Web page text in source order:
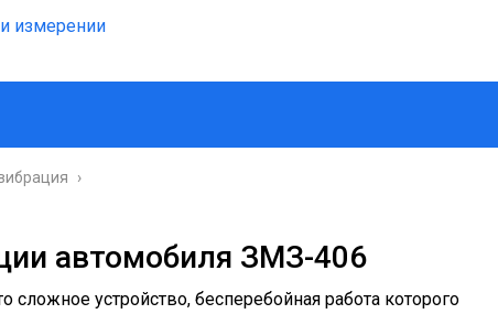
›
автомобиля ЗМЗ-406
сложное устройство, бесперебойная работа которого